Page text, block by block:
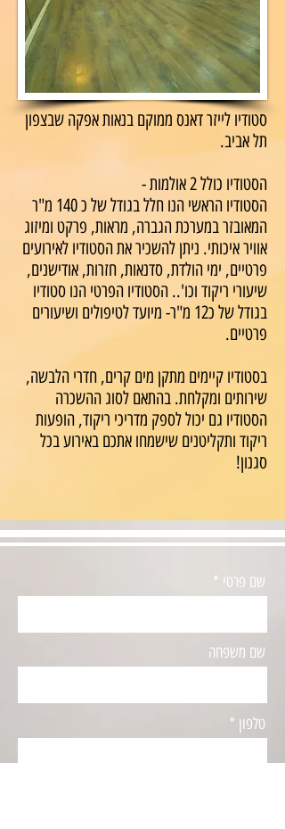
סטודיו לייזר דאנס ממוקם בנאות אפקה שבצפון
תל אביב.
הסטודיו כולל 2 אולמות -
הסטודיו הראשי הנו חלל בגודל של כ 140 מ"ר
המאובזר במערכת הגברה, מראות, פרקט ומיזוג
אוויר איכותי. ניתן להשכיר את הסטודיו לאירועים
פרטיים, ימי הולדת, סדנאות, חזרות, אודישנים,
שיעורי ריקוד וכו'.. הסטודיו הפרטי הנו סטודיו
בגודל של כ12 מ"ר- מיועד לטיפולים ושיעורים
פרטיים.
בסטודיו קיימים מתקן מים קרים, חדרי הלבשה,
שירותים ומקלחת. בהתאם לסוג ההשכרה
הסטודיו גם יכול לספק מדריכי ריקוד, הופעות
ריקוד ותקליטנים שישמחו אתכם באירוע בכל
סגנון!
שם פרטי
שם משפחה
טלפון